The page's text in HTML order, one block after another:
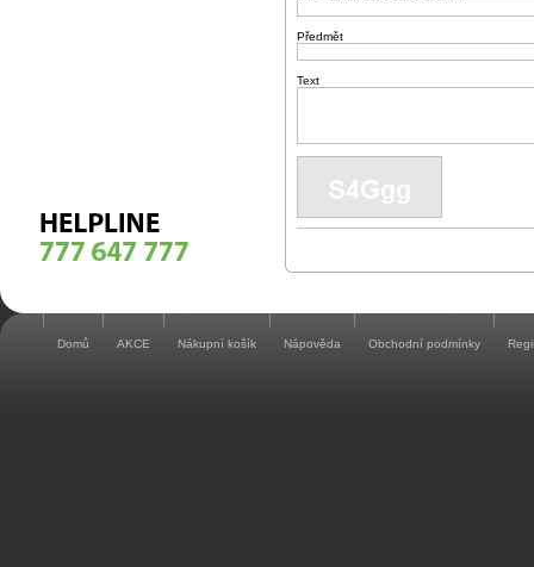
Předmět
Text
Domů AKCE Nákupní košík Nápověda Obchodní podmínky